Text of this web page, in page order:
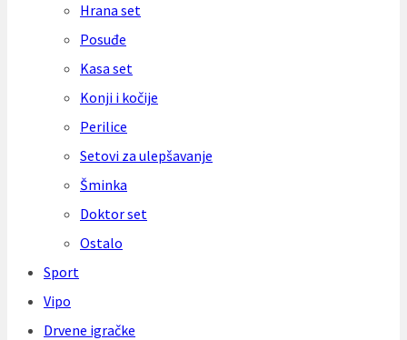
Hrana set
Posuđe
Kasa set
Konji i kočije
Perilice
Setovi za ulepšavanje
Šminka
Doktor set
Ostalo
Sport
Vipo
Drvene igračke